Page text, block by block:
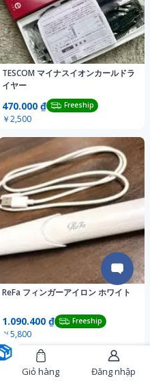
TESCOM マイナスイオンカールドラ
イヤー
470.000 ₫ Freeship
￥2,500
ReFa フィンガーアイロン ホワイト
1.090.400 ₫ Freeship
￥5,800
Giỏ hàng Đăng nhập